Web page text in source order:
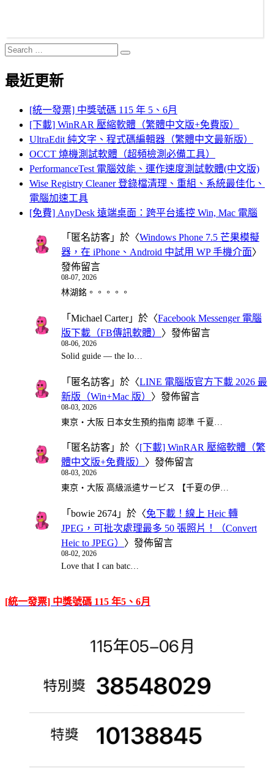
Search
for:
Search
最近更新
[統一發票] 中獎號碼 115 年 5、6月
[下載] WinRAR 壓縮軟體（繁體中文版+免費版）
UltraEdit 純文字、程式碼編輯器（繁體中文最新版）
OCCT 燒機測試軟體（超頻檢測必備工具）
PerformanceTest 電腦效能、運作速度測試軟體(中文版)
Wise Registry Cleaner 登錄檔清理、重組、系統最佳化、
電腦加速工具
[免費] AnyDesk 遠端桌面：跨平台遙控 Win, Mac 電腦
「 匿名訪客 」於〈Windows Phone 7.5 芒果模擬
器，在 iPhone、Android 中試用 WP 手機介面〉
發佈留言
08-07, 2026
林湖銘。。。。。
「 Michael Carter」於〈Facebook Messenger 電腦
版下載（FB傳訊軟體） 〉發佈留言
08-06, 2026
Solid guide — the lo…
「 匿名訪客 」於〈LINE 電腦版官方下載 2026 最
新版（Win+Mac 版） 〉發佈留言
08-03, 2026
東京・大阪 日本女生預約指南 認準 千夏…
「 匿名訪客 」於〈[下載] WinRAR 壓縮軟體（繁
體中文版+免費版） 〉發佈留言
08-03, 2026
東京・大阪 高級派遣サービス 【千夏の伊…
「 bowie 2674 」於〈免下載！線上 Heic 轉
JPEG，可批次處理最多 50 張照片！（Convert
Heic to JPEG） 〉發佈留言
08-02, 2026
Love that I can batc…
[統一發票] 中獎號碼 115 年5、6月